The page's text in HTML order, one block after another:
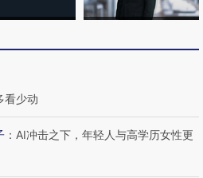
链博
”接产
看少动
： AI冲击之下，年轻人与高学历女性更